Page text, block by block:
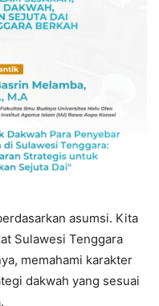
asumsi. Kita
Sulawesi Tenggara
memahami karakter
dakwah yang sesuai